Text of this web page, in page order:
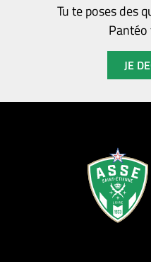
Tu te poses des
Pantéo
JE